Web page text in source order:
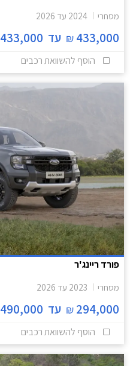
מסחרי 2024 עד 2026
433,000
₪ עד 433,000
הוסף להשוואת רכבים
פורד ריינג'ר
מסחרי 2023 עד 2026
294,000
₪ עד 490,000
הוסף להשוואת רכבים